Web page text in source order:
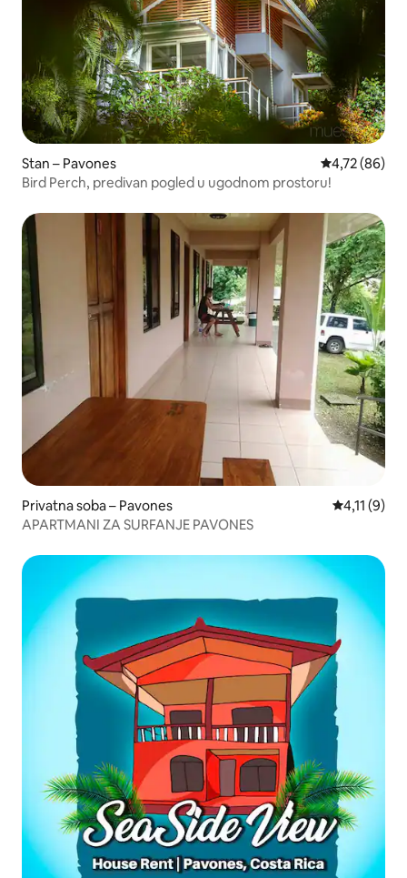
Stan – Pavones Prosječna
4,72 (86)
Bird Perch, predivan pogled u ugodnom prostoru!
Privatna soba – Pavones Prosječna
4,11 (9)
APARTMANI ZA SURFANJE PAVONES